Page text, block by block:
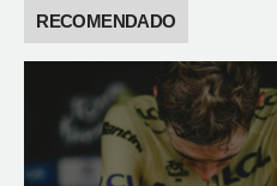
RECOMENDADO